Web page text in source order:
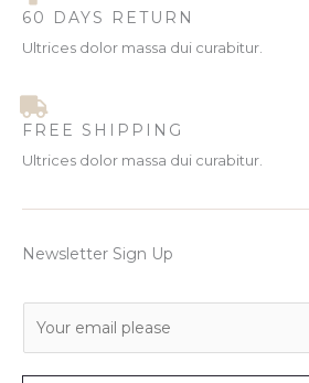
60 DAYS RETURN
Ultrices dolor massa dui curabitur.
FREE SHIPPING
Ultrices dolor massa dui curabitur.
Newsletter Sign Up